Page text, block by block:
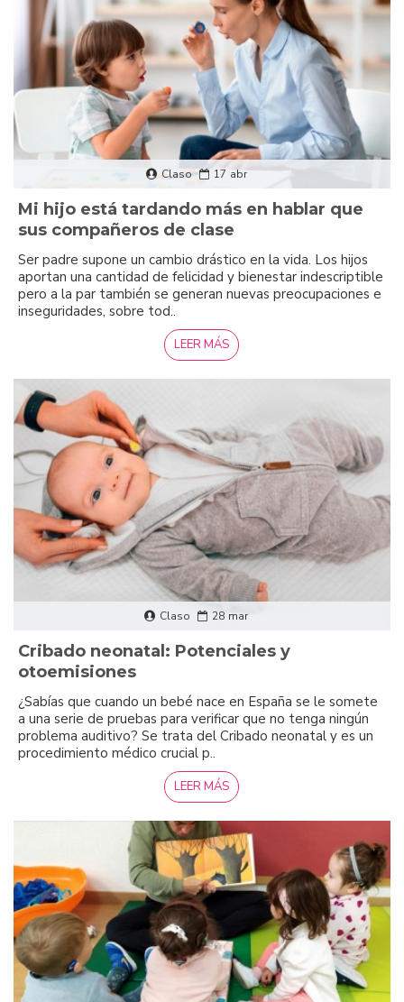
Claso 17 abr
Mi hijo está tardando más en hablar que
sus compañeros de clase
Ser padre supone un cambio drástico en la vida. Los hijos
aportan una cantidad de felicidad y bienestar indescriptible
pero a la par también se generan nuevas preocupaciones e
inseguridades, sobre tod..
LEER MÁS
Claso 28 mar
Cribado neonatal: Potenciales y
otoemisiones
¿Sabías que cuando un bebé nace en España se le somete
a una serie de pruebas para verificar que no tenga ningún
problema auditivo? Se trata del Cribado neonatal y es un
procedimiento médico crucial p..
LEER MÁS